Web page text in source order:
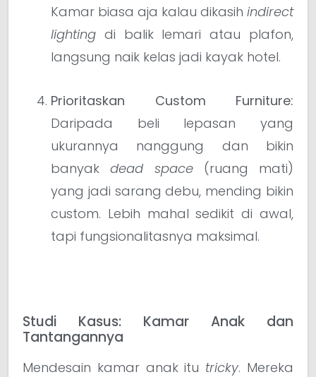
Kamar biasa aja kalau dikasih indirect
lighting di balik lemari atau plafon,
langsung naik kelas jadi kayak hotel.
Prioritaskan Custom Furniture:
Daripada beli lepasan yang
ukurannya nanggung dan bikin
banyakdead space(ruang mati)
yang jadi sarang debu, mending bikin
custom. Lebih mahal sedikit di awal,
tapi fungsionalitasnya maksimal.
Studi Kasus: Kamar Anak dan
Tantangannya
Mendesain kamar anak itu tricky. Mereka